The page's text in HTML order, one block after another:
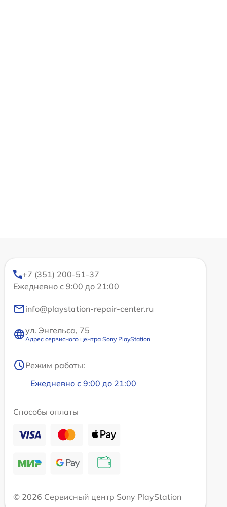
+7 (351) 200-51-37
Ежедневно с 9:00 до 21:00
info@playstation-repair-center.ru
ул. Энгельса, 75
Адрес сервисного центра Sony PlayStation
Режим работы:
Ежедневно с 9:00 до 21:00
Способы оплаты
© 2026 Сервисный центр Sony PlayStation